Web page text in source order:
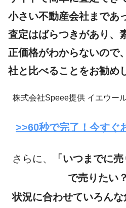
小さい不動産会社まであ
査定はばらつきがあり、
正価格がわからないので、
社と比べることをお勧め
株式会社Speee提供 イエウー
>>60秒で完了！今すぐ
さらに、
「いつまでに
で売りたい？
状況に合わせていろん